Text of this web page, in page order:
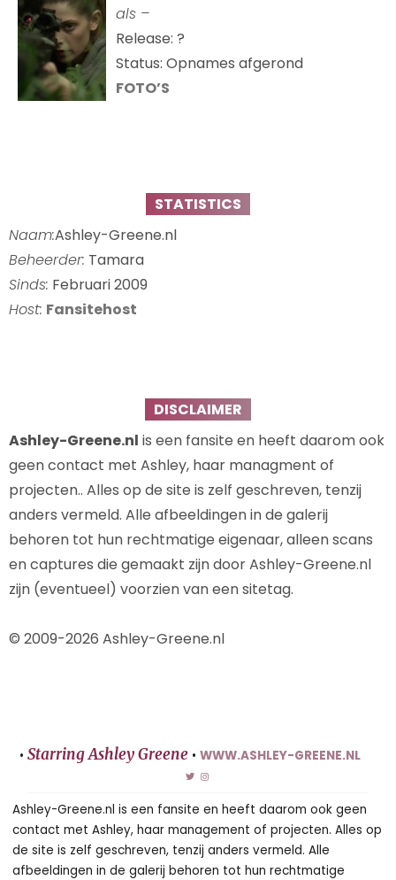
als –
Release: ?
Status: Opnames afgerond
FOTO’S
STATISTICS
Naam:Ashley-Greene.nl
Beheerder: Tamara
Sinds: Februari 2009
Host: Fansitehost
DISCLAIMER
Ashley-Greene.nl is een fansite en heeft daarom ook
geen contact met Ashley, haar managment of
projecten.. Alles op de site is zelf geschreven, tenzij
anders vermeld. Alle afbeeldingen in de galerij
behoren tot hun rechtmatige eigenaar, alleen scans
en captures die gemaakt zijn door Ashley-Greene.nl
zijn (eventueel) voorzien van een sitetag.
© 2009-2026 Ashley-Greene.nl
• Starring Ashley Greene • WWW.ASHLEY-GREENE.NL
Ashley-Greene.nl is een fansite en heeft daarom ook geen
contact met Ashley, haar management of projecten. Alles op
de site is zelf geschreven, tenzij anders vermeld. Alle
afbeeldingen in de galerij behoren tot hun rechtmatige